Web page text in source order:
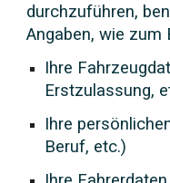
durchzuführen,
Angaben, wie zum
Ihre
Erstzulassung,
Ihre
Beruf, etc.)